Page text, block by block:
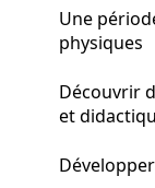
Une
physiques
Découvrir
et